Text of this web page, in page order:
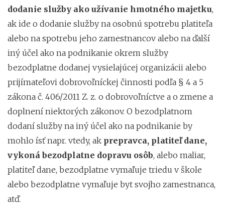
dodanie služby ako užívanie hmotného majetku,
ak ide o dodanie služby na osobnú spotrebu platiteľa
alebo na spotrebu jeho zamestnancov alebo na ďalší
iný účel ako na podnikanie okrem služby
bezodplatne dodanej vysielajúcej organizácii alebo
prijímateľovi dobrovoľníckej činnosti podľa § 4 a 5
zákona č. 406/2011 Z. z. o dobrovoľníctve a o zmene a
doplnení niektorých zákonov. O bezodplatnom
dodaní služby na iný účel ako na podnikanie by
mohlo ísť napr. vtedy, ak prepravca, platiteľ dane,
vykoná bezodplatne dopravu osôb, alebo maliar,
platiteľ dane, bezodplatne vymaľuje triedu v škole
alebo bezodplatne vymaľuje byt svojho zamestnanca,
atď.